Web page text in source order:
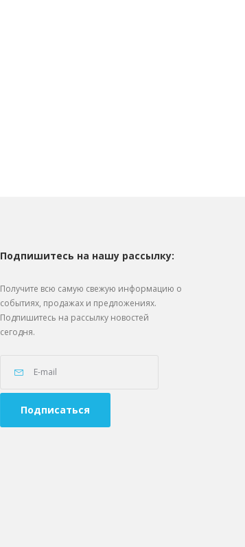
Подпишитесь на нашу рассылку:
Получите всю самую свежую информацию о
событиях, продажах и предложениях.
Подпишитесь на рассылку новостей
сегодня.
Подписаться